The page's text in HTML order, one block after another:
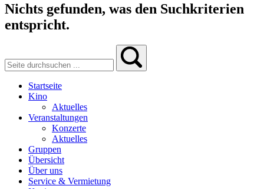
Nichts gefunden, was den Suchkriterien
entspricht.
Startseite
Kino
Aktuelles
Veranstaltungen
Konzerte
Aktuelles
Gruppen
Übersicht
Über uns
Service & Vermietung